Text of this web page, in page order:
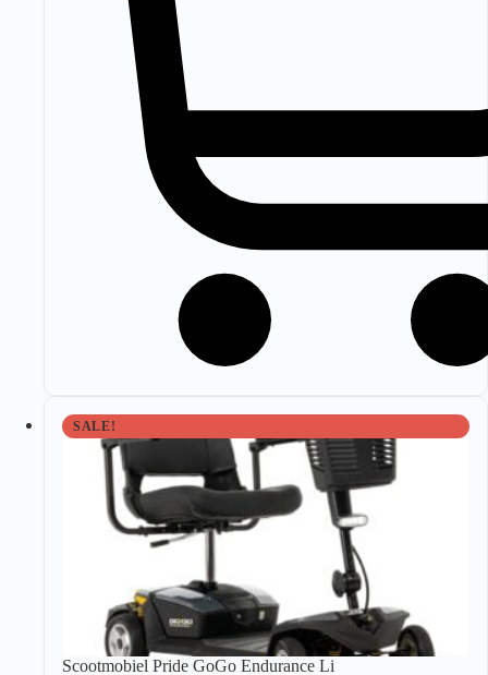
SALE!
Scootmobiel Pride GoGo Endurance Li